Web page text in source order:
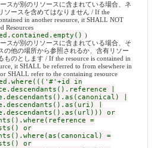
スが別のリソースに含まれている場合、ネ
ソースを含めてはなりません / If the
in another resource, it SHALL NOT
Resources
)
スが別のリソースに含まれている場合、そ
の他の場所から参照されるか、含有リソー
ものとします / If the resource is contained in
it SHALL be referred to from elsewhere in
SHALL refer to the containing resource
in
|
|
|
or
=
or
=
or